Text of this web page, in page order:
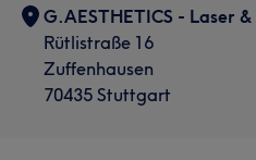
G.AESTHETICS - Laser
Rütlistraße 16
Zuffenhausen
70435 Stuttgart